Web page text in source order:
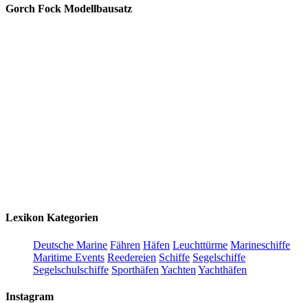
Gorch Fock Modellbausatz
Lexikon Kategorien
Deutsche Marine Fähren Häfen Leuchttürme Marineschiffe
Maritime Events Reedereien Schiffe Segelschiffe
Segelschulschiffe Sporthäfen Yachten Yachthäfen
Instagram